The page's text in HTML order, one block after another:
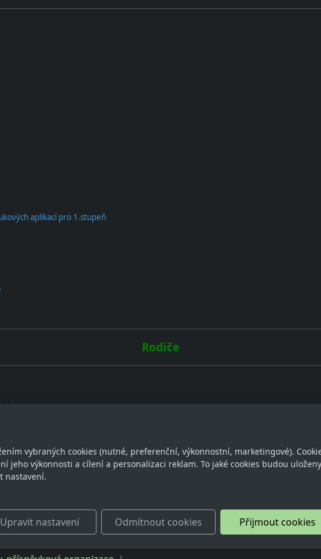
aplikací pro 1.stupeň
Rodiče
zadání kódu: 1SKOLA10%)
vybraných cookies (nutné, preferenční, výkonnostní, marketingové).
jeho výkonnosti a cílení a personalizaci reklam. To jaké cookies budou
nastavení.
Upravit nastavení Odmítnout cookies Přijmout cookies